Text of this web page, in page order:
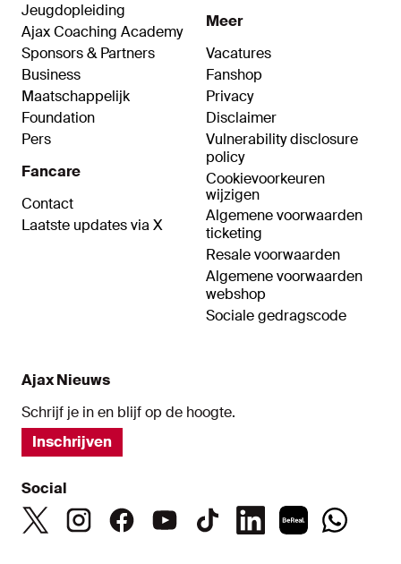
Jeugdopleiding
Ajax Coaching Academy
Sponsors & Partners
Business
Maatschappelijk
Foundation
Pers
Fancare
Contact
Laatste updates via X
Meer
Vacatures
Fanshop
Privacy
Disclaimer
Vulnerability disclosure
policy
Cookievoorkeuren
wijzigen
Algemene voorwaarden
ticketing
Resale voorwaarden
Algemene voorwaarden
webshop
Sociale gedragscode
Ajax Nieuws
Schrijf je in en blijf op de hoogte.
Inschrijven
Social